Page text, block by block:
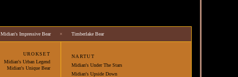
Midian's Impressive Bear × Timberlake Bear
UROKSET
Midian's Urban Legend
Midian's Unique Bear
NARTUT
Midian's Under The Stars
Midian's Upside Down